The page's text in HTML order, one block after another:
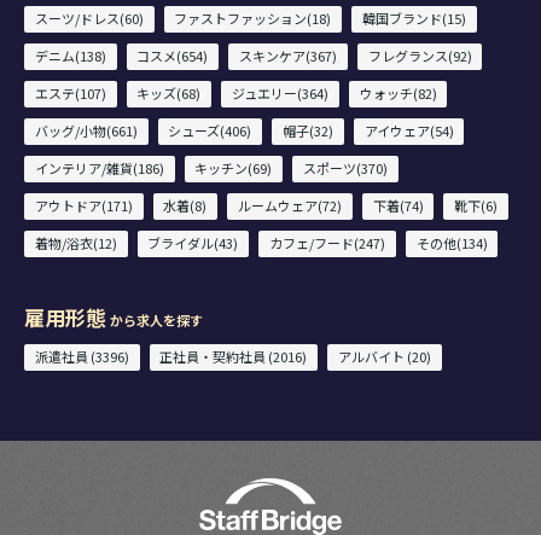
スーツ/ドレス(60) ファストファッション(18)
韓国ブランド(15)
デニム(138)
コスメ(654) スキンケア(367)
フレグランス(92)
エステ(107)
キッズ(68) ジュエリー(364)
ウォッチ(82)
バッグ/小物(661)
シューズ(406) 帽子(32)
アイウェア(54)
インテリア/雑貨(186)
キッチン(69)
スポーツ(370)
アウトドア(171)
水着(8) ルームウェア(72) 下着(74)
靴下(6)
着物/浴衣(12)
ブライダル(43) カフェ/フード(247) その他(134)
雇用形態 から求人を探す
派遣社員 (3396)
正社員・契約社員 (2016) アルバイト (20)